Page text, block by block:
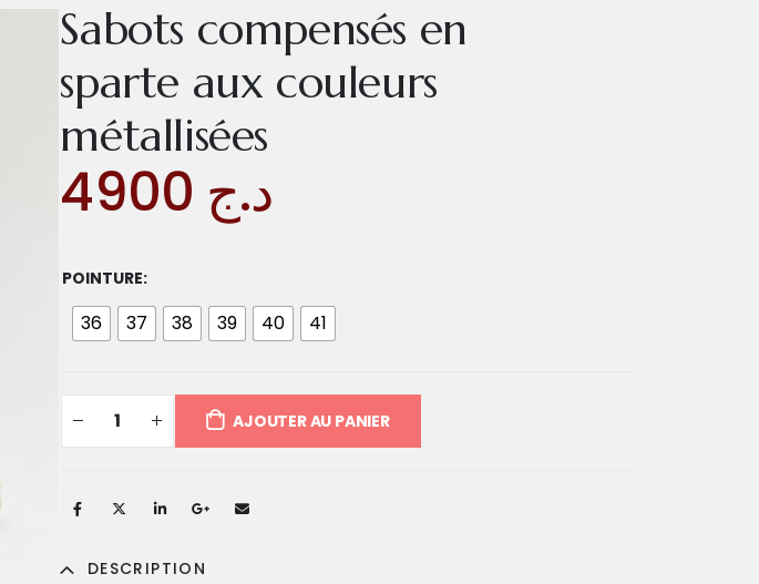
Sabots compensés en
sparte aux couleurs
métallisées
د.ج
POINTURE
36 37 38 39 40 41
AJOUTER AU PANIER
DESCRIPTION